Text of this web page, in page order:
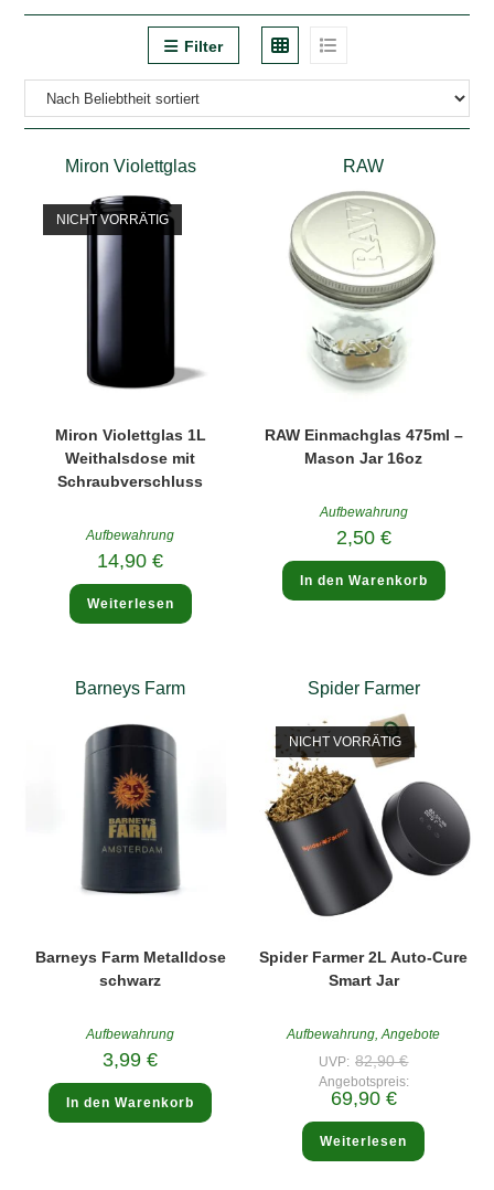
Filter
Miron Violettglas
NICHT VORRÄTIG
Miron Violettglas 1L
Weithalsdose mit
Schraubverschluss
Aufbewahrung
14,90€
Weiterlesen
RAW
RAW Einmachglas 475ml –
Mason Jar 16oz
Aufbewahrung
2,50 €
In den Warenkorb
Barneys Farm
Barneys Farm Metalldose
schwarz
Aufbewahrung
3,99€
In den Warenkorb
Spider Farmer
NICHT VORRÄTIG
Spider Farmer 2L Auto-Cure
Smart Jar
Aufbewahrung ,Angebote
UVP: 82,90€
war:
Angebotspreis:
69,90 €Aktueller
Preis
ist:
69,90 €.
Weiterlesen